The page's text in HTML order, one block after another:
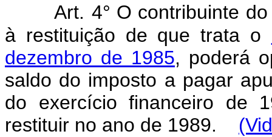
Art. 4° O contribuinte
à restituição de que trata o
dezembro de 1985, poderá
saldo do imposto a pagar
do exercício financeiro de
restituir no ano de 1989.